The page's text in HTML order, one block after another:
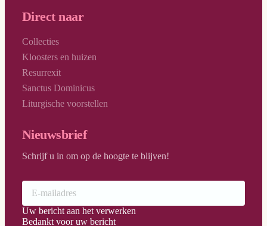
Direct naar
Collecties
Kloosters en huizen
Resurrexit
Sanctus Dominicus
Liturgische voorstellen
Nieuwsbrief
Schrijf u in om op de hoogte te blijven!
Uw bericht aan het verwerken
Bedankt voor uw bericht